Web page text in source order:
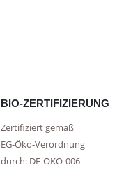
BIO-ZERTIFIZIERUNG
Zertifiziert gemäß
EG-Öko-Verordnung
durch: DE-ÖKO-006